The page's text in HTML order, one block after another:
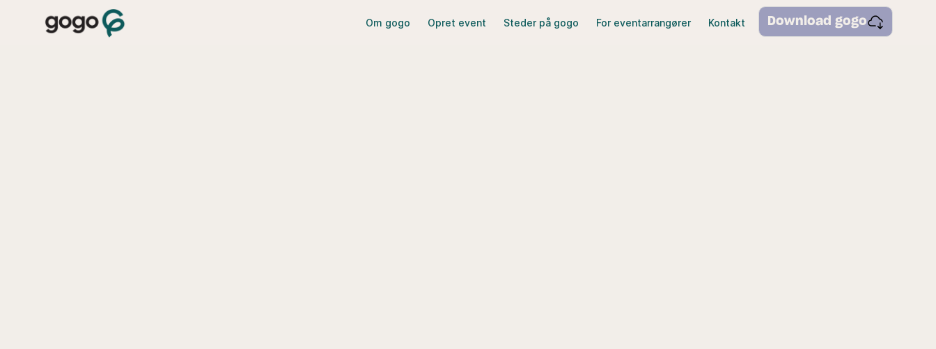
Om gogo Opret event Steder på gogo For eventarrangører Kontakt Download gogo